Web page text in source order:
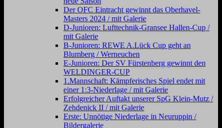
Der OFC Eintracht gewinnt das Oberhavel-
Masters 2024 / mit Galerie
D-Junioren: Lufttechnik-Gransee Hallen-Cup /
mit Galerie
B-Junioren: REWE A.Lück Cup geht an
Blumberg / Werneuchen
E-Junioren: Der SV Fürstenberg gewinnt den
WELDINGER-CUP
1.Mannschaft: Kämpferisches Spiel endet mit
einer 1:3-Niederlage / mit Galerie
Erfolgreicher Auftakt unserer SpG Klein-Mutz /
Zehdenick II / mit Galerie
Erste: Unnötige Niederlage in Neuruppin /
Bildergalerie